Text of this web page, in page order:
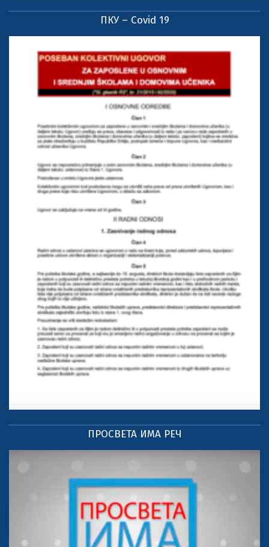
ПКУ – Covid 19
ПРОСВЕТА ИМА РЕЧ